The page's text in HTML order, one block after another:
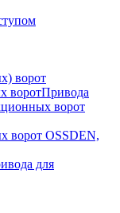
ворот
воротПривода
ворот
ворот OSSDEN,
для